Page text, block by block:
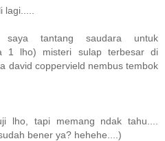
tantang saudara untuk
1 lho) misteri sulap terbesar di
david coppervield nembus tembok
lho, tapi memang ndak tahu....
bener ya? hehehe....)